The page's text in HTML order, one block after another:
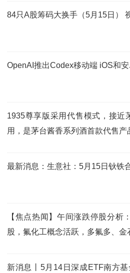
84只A股筹码大换手（5月15日）
OpenAI推出Codex移动端 iOS和
1935尊享版采用代售模式，接近
用，是茅台酱香系列酒首款代售产
最新消息：生意社：5月15日钬铁
【焦点热闻】午间涨跌停股分析
股，氟化工概念活跃，多氟多、金
新消息丨5月14日深成ETF南方